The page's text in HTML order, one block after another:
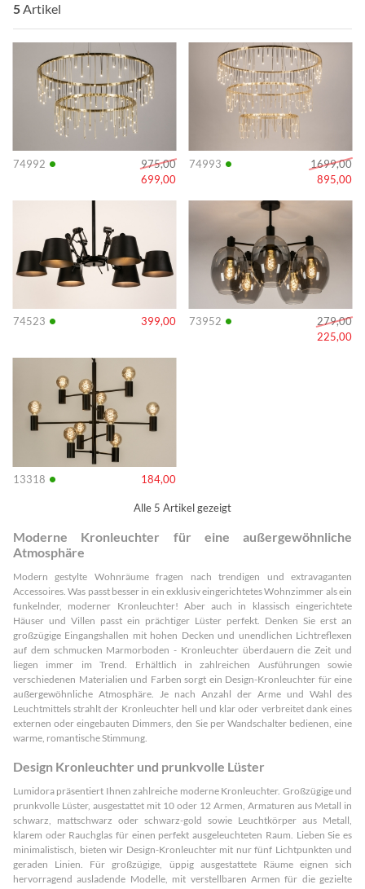
5Artikel
74992 •
975,00
699,00
Info
74993 •
1699,00
895,00
Info
74523 • 399,00
Info
73952 •
279,00
225,00
Info
13318 • 184,00
Info
Alle 5 Artikel gezeigt
Moderne Kronleuchter für eine außergewöhnliche
Atmosphäre
Modern gestylte Wohnräume fragen nach trendigen und extravaganten
Accessoires. Was passt besser in ein exklusiv eingerichtetes Wohnzimmer als ein
funkelnder, moderner Kronleuchter! Aber auch in klassisch eingerichtete
Häuser und Villen passt ein prächtiger Lüster perfekt. Denken Sie erst an
großzügige Eingangshallen mit hohen Decken und unendlichen Lichtreflexen
auf dem schmucken Marmorboden - Kronleuchter überdauern die Zeit und
liegen immer im Trend. Erhältlich in zahlreichen Ausführungen sowie
verschiedenen Materialien und Farben sorgt ein Design-Kronleuchter für eine
außergewöhnliche Atmosphäre. Je nach Anzahl der Arme und Wahl des
Leuchtmittels strahlt der Kronleuchter hell und klar oder verbreitet dank eines
externen oder eingebauten Dimmers, den Sie per Wandschalter bedienen, eine
warme, romantische Stimmung.
Design Kronleuchter und prunkvolle Lüster
Lumidora präsentiert Ihnen zahlreiche moderne Kronleuchter. Großzügige und
prunkvolle Lüster, ausgestattet mit 10 oder 12 Armen, Armaturen aus Metall in
schwarz, mattschwarz oder schwarz-gold sowie Leuchtkörper aus Metall,
klarem oder Rauchglas für einen perfekt ausgeleuchteten Raum. Lieben Sie es
minimalistisch, bieten wir Design-Kronleuchter mit nur fünf Lichtpunkten und
geraden Linien. Für großzügige, üppig ausgestattete Räume eignen sich
hervorragend ausladende Modelle, mit verstellbaren Armen für die gezielte